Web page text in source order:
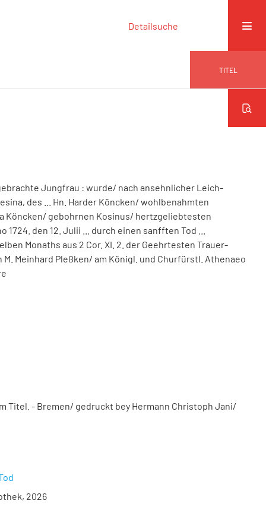
Detailsuche
TITEL
Jungfrau : wurde/ nach ansehnlicher Leich-
des ... Hn. Harder Köncken/ wohlbenahmten
Köncken/ gebohrnen Kosinus/ hertzgeliebtesten
den 12. Julii ... durch einen sanfften Tod ...
Monaths aus 2 Cor. XI. 2. der Geehrtesten Trauer-
M. Meinhard Pleßken/ am Königl. und Churfürstl. Athenaeo
Titel. - Bremen/ gedruckt bey Hermann Christoph Jani/
2026